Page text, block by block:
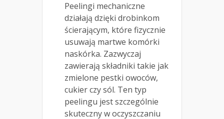
Peelingi mechaniczne
działają dzięki drobinkom
ścierającym, które fizycznie
usuwają martwe komórki
naskórka. Zazwyczaj
zawierają składniki takie jak
zmielone pestki owoców,
cukier czy sól. Ten typ
peelingu jest szczególnie
skuteczny w oczyszczaniu